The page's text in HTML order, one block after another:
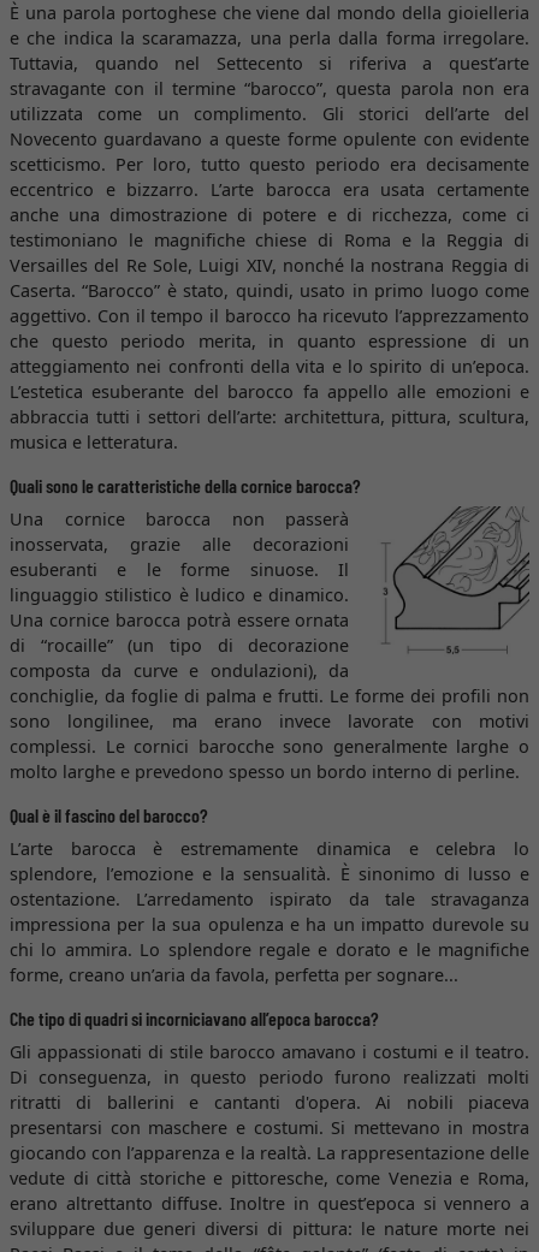
È una parola portoghese che viene dal mondo della gioielleria
e che indica la scaramazza, una perla dalla forma irregolare.
Tuttavia, quando nel Settecento si riferiva a quest’arte
stravagante con il termine “barocco”, questa parola non era
utilizzata come un complimento. Gli storici dell’arte del
Novecento guardavano a queste forme opulente con evidente
scetticismo. Per loro, tutto questo periodo era decisamente
eccentrico e bizzarro. L’arte barocca era usata certamente
anche una dimostrazione di potere e di ricchezza, come ci
testimoniano le magnifiche chiese di Roma e la Reggia di
Versailles del Re Sole, Luigi XIV, nonché la nostrana Reggia di
Caserta. “Barocco” è stato, quindi, usato in primo luogo come
aggettivo. Con il tempo il barocco ha ricevuto l’apprezzamento
che questo periodo merita, in quanto espressione di un
atteggiamento nei confronti della vita e lo spirito di un’epoca.
L’estetica esuberante del barocco fa appello alle emozioni e
abbraccia tutti i settori dell’arte: architettura, pittura, scultura,
musica e letteratura.
Quali sono le caratteristiche della cornice barocca?
Una cornice barocca non passerà
inosservata, grazie alle decorazioni
esuberanti e le forme sinuose. Il
linguaggio stilistico è ludico e dinamico.
Una cornice barocca potrà essere ornata
di “rocaille” (un tipo di decorazione
composta da curve e ondulazioni), da
conchiglie, da foglie di palma e frutti. Le forme dei profili non
sono longilinee, ma erano invece lavorate con motivi
complessi. Le cornici barocche sono generalmente larghe o
molto larghe e prevedono spesso un bordo interno di perline.
Qual è il fascino del barocco?
L’arte barocca è estremamente dinamica e celebra lo
splendore, l’emozione e la sensualità. È sinonimo di lusso e
ostentazione. L’arredamento ispirato da tale stravaganza
impressiona per la sua opulenza e ha un impatto durevole su
chi lo ammira. Lo splendore regale e dorato e le magnifiche
forme, creano un’aria da favola, perfetta per sognare...
Che tipo di quadri si incorniciavano all’epoca barocca?
Gli appassionati di stile barocco amavano i costumi e il teatro.
Di conseguenza, in questo periodo furono realizzati molti
ritratti di ballerini e cantanti d'opera. Ai nobili piaceva
presentarsi con maschere e costumi. Si mettevano in mostra
giocando con l’apparenza e la realtà. La rappresentazione delle
vedute di città storiche e pittoresche, come Venezia e Roma,
erano altrettanto diffuse. Inoltre in quest’epoca si vennero a
sviluppare due generi diversi di pittura: le nature morte nei